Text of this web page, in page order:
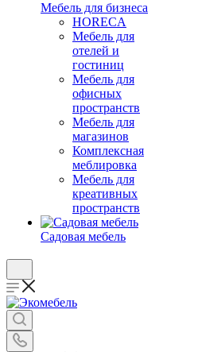
Мебель для бизнеса
HORECA
Мебель для
отелей и
гостиниц
Мебель для
офисных
пространств
Мебель для
магазинов
Комплексная
меблировка
Мебель для
креативных
пространств
Садовая мебель